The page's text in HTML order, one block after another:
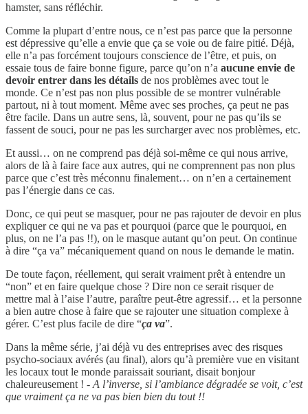
hamster, sans réfléchir.
Comme la plupart d’entre nous, ce n’est pas parce que la personne
est dépressive qu’elle a envie que ça se voie ou de faire pitié. Déjà,
elle n’a pas forcément toujours conscience de l’être, et puis, on
essaie tous de faire bonne figure, parce qu’on n’a aucune envie de
devoir entrer dans les détails de nos problèmes avec tout le
monde. Ce n’est pas non plus possible de se montrer vulnérable
partout, ni à tout moment. Même avec ses proches, ça peut ne pas
être facile. Dans un autre sens, là, souvent, pour ne pas qu’ils se
fassent de souci, pour ne pas les surcharger avec nos problèmes, etc.
Et aussi… on ne comprend pas déjà soi-même ce qui nous arrive,
alors de là à faire face aux autres, qui ne comprennent pas non plus
parce que c’est très méconnu finalement… on n’en a certainement
pas l’énergie dans ce cas.
Donc, ce qui peut se masquer, pour ne pas rajouter de devoir en plus
expliquer ce qui ne va pas et pourquoi (parce que le pourquoi, en
plus, on ne l’a pas !!), on le masque autant qu’on peut. On continue
à dire “ça va” mécaniquement quand on nous le demande le matin.
De toute façon, réellement, qui serait vraiment prêt à entendre un
“non” et en faire quelque chose ? Dire non ce serait risquer de
mettre mal à l’aise l’autre, paraître peut-être agressif… et la personne
a bien autre chose à faire que se rajouter une situation complexe à
gérer. C’est plus facile de dire “ça va”.
Dans la même série, j’ai déjà vu des entreprises avec des risques
psycho-sociaux avérés (au final), alors qu’à première vue en visitant
les locaux tout le monde paraissait souriant, disait bonjour
chaleureusement ! - A l’inverse, si l’ambiance dégradée se voit, c’est
que vraiment ça ne va pas bien bien du tout !!